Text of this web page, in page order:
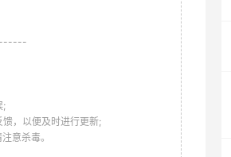
;
，以便及时进行更新;
意杀毒。